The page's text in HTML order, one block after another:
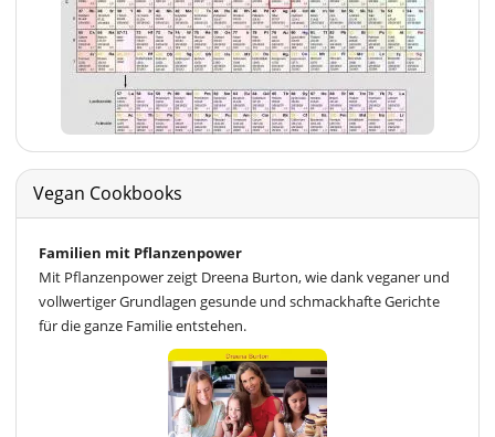
Vegan Cookbooks
Familien mit Pflanzenpower
Mit Pflanzenpower zeigt Dreena Burton, wie dank veganer und
vollwertiger Grundlagen gesunde und schmackhafte Gerichte
für die ganze Familie entstehen.